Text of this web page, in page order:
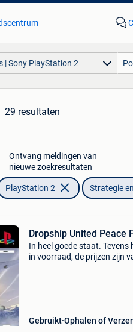
| Sony PlayStation 2
29 resultaten
Ontvang meldingen van
nieuwe zoekresultaten
PlayStation 2 Strategie
Dropship United Peace
In heel goede staat.
in voorraad, de prijzen zijn
Gebruikt Ophalen of